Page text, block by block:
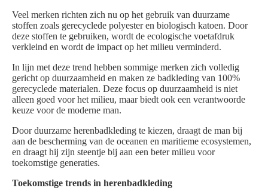
Veel merken richten zich nu op het gebruik van duurzame
stoffen zoals gerecyclede polyester en biologisch katoen. Door
deze stoffen te gebruiken, wordt de ecologische voetafdruk
verkleind en wordt de impact op het milieu verminderd.
In lijn met deze trend hebben sommige merken zich volledig
gericht op duurzaamheid en maken ze badkleding van 100%
gerecyclede materialen. Deze focus op duurzaamheid is niet
alleen goed voor het milieu, maar biedt ook een verantwoorde
keuze voor de moderne man.
Door duurzame herenbadkleding te kiezen, draagt de man bij
aan de bescherming van de oceanen en maritieme ecosystemen,
en draagt hij zijn steentje bij aan een beter milieu voor
toekomstige generaties.
Toekomstige trends in herenbadkleding